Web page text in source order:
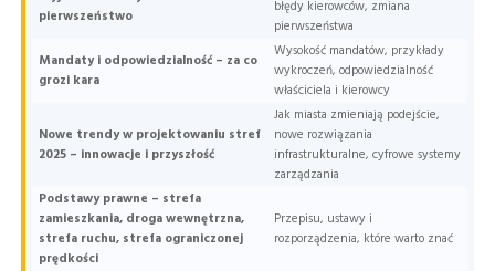
pierwszeństwo
błędy kierowców, zmiana
pierwszeństwa
Mandaty i odpowiedzialność – za co
grozi kara
Wysokość mandatów, przykłady
wykroczeń, odpowiedzialność
właściciela i kierowcy
Nowe trendy w projektowaniu stref
2025 – innowacje i przyszłość
Jak miasta zmieniają podejście,
nowe rozwiązania
infrastrukturalne, cyfrowe systemy
zarządzania
Podstawy prawne – strefa
zamieszkania, droga wewnętrzna,
strefa ruchu, strefa ograniczonej
prędkości
Przepisu, ustawy i
rozporządzenia, które warto znać